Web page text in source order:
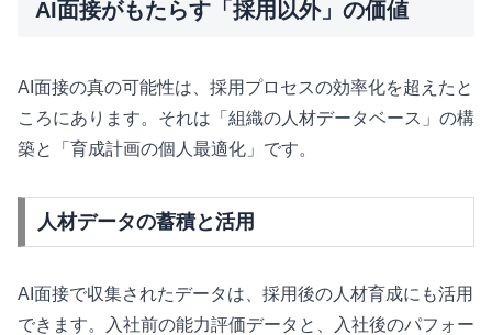
AI面接がもたらす「採用以外」の価値
AI面接の真の可能性は、採用プロセスの効率化を超えたと
ころにあります。それは「組織の人材データベース」の構
築と「育成計画の個人最適化」です。
人材データの蓄積と活用
AI面接で収集されたデータは、採用後の人材育成にも活用
できます。入社前の能力評価データと、入社後のパフォー